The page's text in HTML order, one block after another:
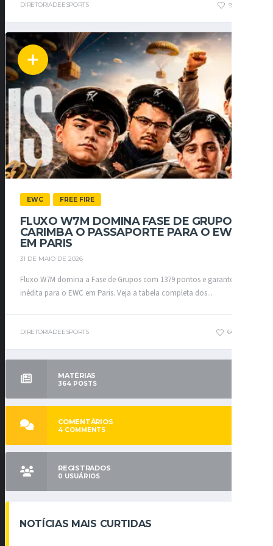
DIRETORIADEESPORTS 91
EWC FREE FIRE
FLUXO W7M DOMINA FASE DE GRUPOS E
CARIMBA O PASSAPORTE PARA O EWC
EM PARIS
31 DE MAIO DE 2026
Fluxo W7M domina a Fase de Grupos com 1379 pontos e garante vaga
inédita para o EWC em Paris. Veja a tabela completa dos...
DIRETORIADEESPORTS 66
MATÉRIAS
364 POSTS
COMENTÁRIOS
4 COMMENTS
REGISTRADOS
0 USUÁRIOS
NOTÍCIAS MAIS CURTIDAS